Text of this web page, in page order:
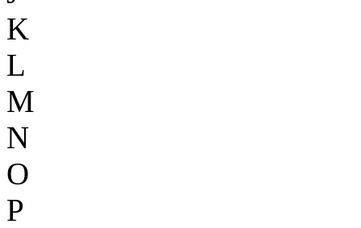
K
L
M
N
O
P